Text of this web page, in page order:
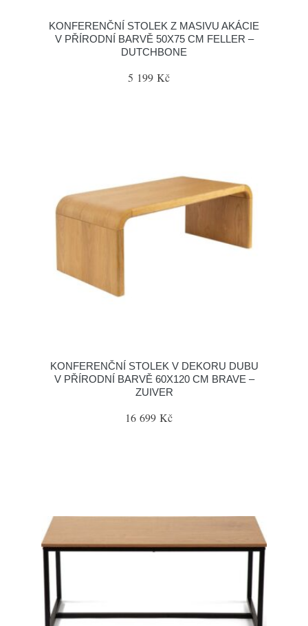
KONFERENČNÍ STOLEK Z MASIVU AKÁCIE
V PŘÍRODNÍ BARVĚ 50X75 CM FELLER –
DUTCHBONE
5 199 Kč
KONFERENČNÍ STOLEK V DEKORU DUBU
V PŘÍRODNÍ BARVĚ 60X120 CM BRAVE –
ZUIVER
16 699 Kč